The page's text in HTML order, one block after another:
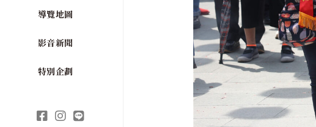
導覽地圖
影音新聞
特別企劃